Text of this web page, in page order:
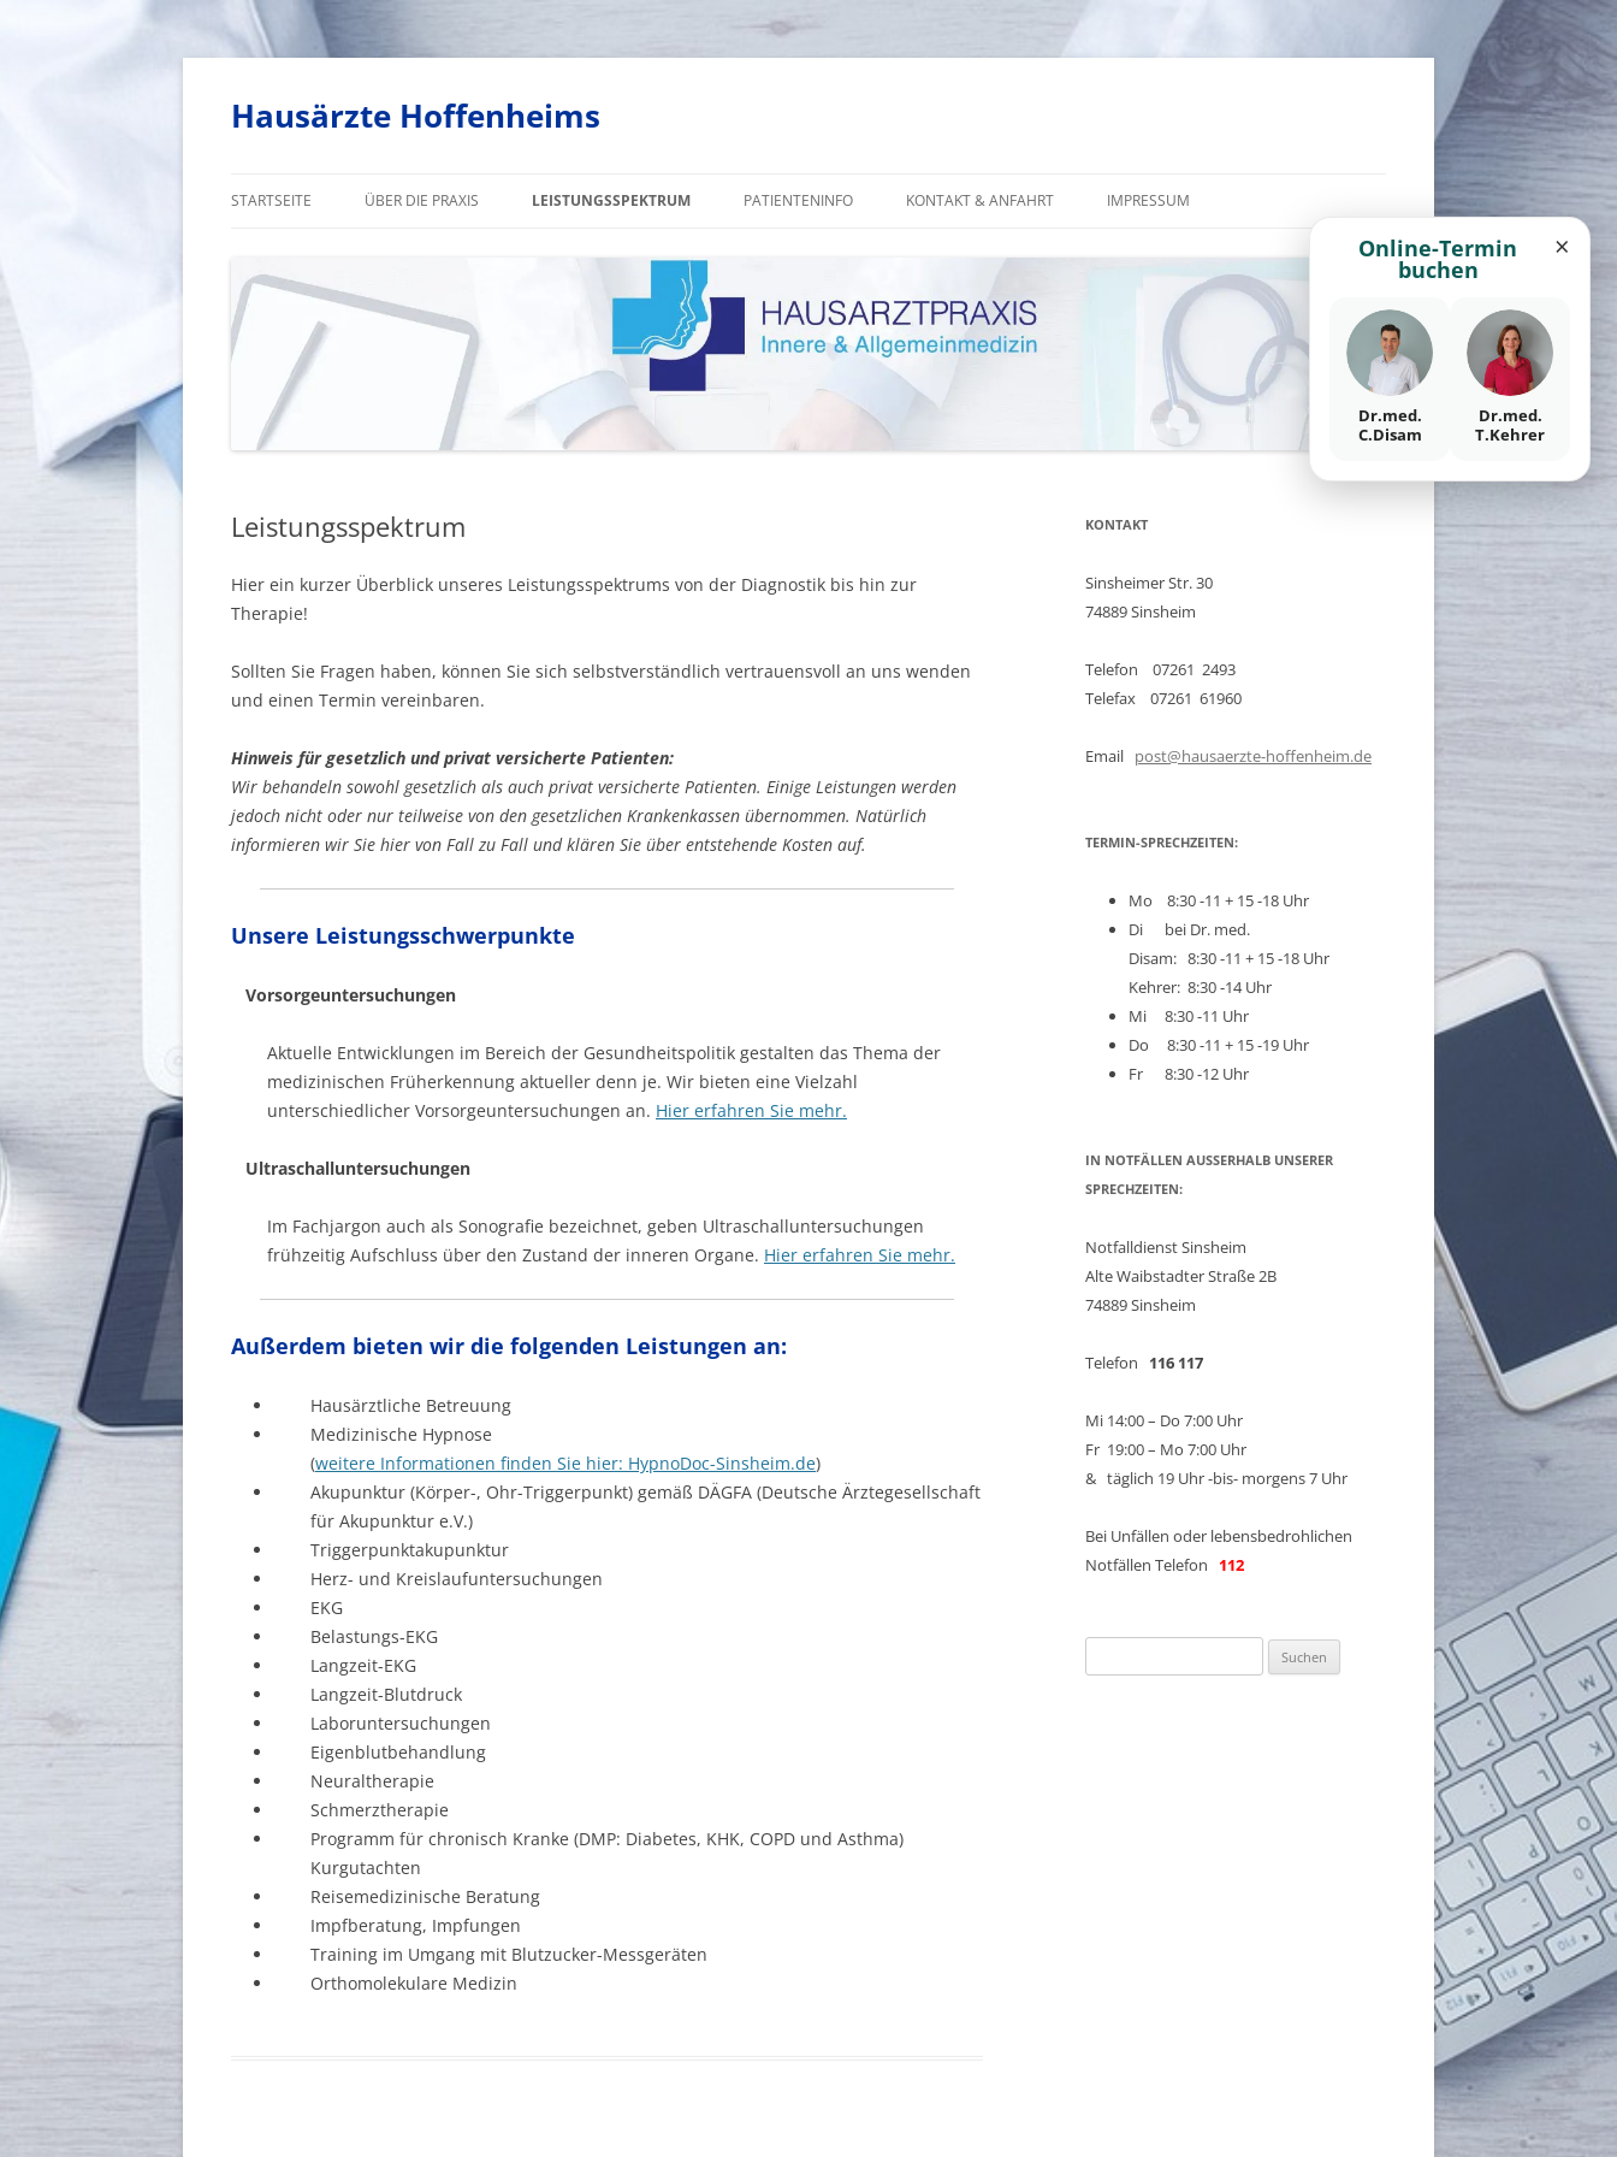
Zum
Hausärzte Hoffenheims
STARTSEITE ÜBER DIE PRAXIS
SPRECHZEITEN
NOTDIENSTPLAN
LEISTUNGSSPEKTRUM
ULTRASCHALL
PATIENTENINFO KONTAKT & ANFAHRT IMPRESSUM
DATENSCHUTZ
Leistungsspektrum
Hier ein kurzer Überblick unseres Leistungsspektrums von der Diagnostik bis hin zur
Therapie!
Sollten Sie Fragen haben, können Sie sich selbstverständlich vertrauensvoll an uns wenden
und einen Termin vereinbaren.
Hinweis für gesetzlich und privat versicherte Patienten:
Wir behandeln sowohl gesetzlich als auch privat versicherte Patienten. Einige Leistungen werden
jedoch nicht oder nur teilweise von den gesetzlichen Krankenkassen übernommen. Natürlich
informieren wir Sie hier von Fall zu Fall und klären Sie über entstehende Kosten auf.
Unsere Leistungsschwerpunkte
Vorsorgeuntersuchungen
Aktuelle Entwicklungen im Bereich der Gesundheitspolitik gestalten das Thema der
medizinischen Früherkennung aktueller denn je. Wir bieten eine Vielzahl
unterschiedlicher Vorsorgeuntersuchungen an. Hier erfahren Sie mehr.
Ultraschalluntersuchungen
Im Fachjargon auch als Sonografie bezeichnet, geben Ultraschalluntersuchungen
frühzeitig Aufschluss über den Zustand der inneren Organe. Hier erfahren Sie mehr.
Außerdem bieten wir die folgenden Leistungen an:
Hausärztliche Betreuung
Medizinische Hypnose
(weitere Informationen finden Sie hier: HypnoDoc-Sinsheim.de)
Akupunktur (Körper-, Ohr-Triggerpunkt) gemäß DÄGFA (Deutsche Ärztegesellschaft
für Akupunktur e.V.)
Triggerpunktakupunktur
Herz- und Kreislaufuntersuchungen
EKG
Belastungs-EKG
Langzeit-EKG
Langzeit-Blutdruck
Laboruntersuchungen
Eigenblutbehandlung
Neuraltherapie
Schmerztherapie
Programm für chronisch Kranke (DMP: Diabetes, KHK, COPD und Asthma)
Kurgutachten
Reisemedizinische Beratung
Impfberatung, Impfungen
Training im Umgang mit Blutzucker-Messgeräten
Orthomolekulare Medizin
KONTAKT
Sinsheimer Str. 30
74889 Sinsheim
Telefon 07261 2493
Telefax 07261 61960
Email post@hausaerzte-hoffenheim.de
TERMIN-SPRECHZEITEN:
Mo 8:30 -11 + 15 -18 Uhr
Di bei Dr. med.
Disam: 8:30 -11 + 15 -18 Uhr
Kehrer: 8:30 -14 Uhr
Mi 8:30 -11 Uhr
Do 8:30 -11 + 15 -19 Uhr
Fr 8:30 -12 Uhr
IN NOTFÄLLEN AUSSERHALB UNSERER
SPRECHZEITEN:
Notfalldienst Sinsheim
Alte Waibstadter Straße 2B
74889 Sinsheim
Telefon 116 117
Mi 14:00 – Do 7:00 Uhr
Fr 19:00 – Mo 7:00 Uhr
& täglich 19 Uhr -bis- morgens 7 Uhr
Bei Unfällen oder lebensbedrohlichen
Notfällen Telefon 112
nach:
×
Online-Termin
buchen
Dr.med.
C.Disam
Dr.med.
T.Kehrer